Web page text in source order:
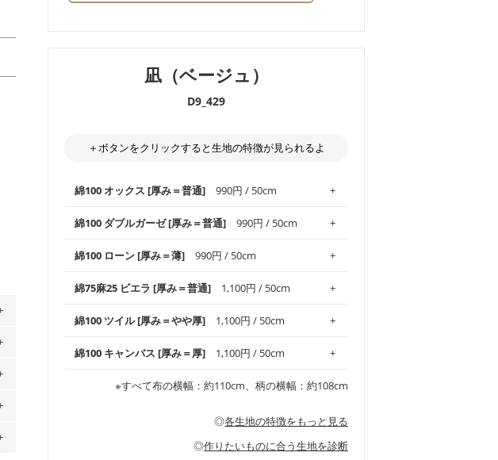
凪（ベージュ）
D9_429
＋ボタンをクリックすると生地の特徴が見られるよ
綿100 オックス [厚み＝普通] 990円 / 50cm
使いやすさNo.1！しなやかさと適度な張りを併せ持ち、
通気性の高さがオックス生地の特徴です。当サイトのオ
縫いやすいため、布小物全般にお使いいただけます。
※レッスンバッグ、上履き袋などの通園通学グッズには
などの布小物
・布団カバーなどの寝具、カーテン
・スカート、甚平などの子ども服
綿100 ダブルガーゼ [厚み＝普通] 990円 / 50cm
柔らかくふんわりとした肌触りが特徴です。ベビー用品
やハンカチなど直接肌に触れるアイテムに最適です。高
シーズンで活躍してくれます。
・スタイ、おくるみなどのベビーグッズ
・ブラウス、チュニック、ワンピースなどの洋服
綿100 ローン [厚み＝薄] 990円 / 50cm
上質で薄手の平織りの生地です。軽やかさとなめらかな
手触りの良さが魅力。透け感があるので、涼しげなトッ
・ブラウス、シャツ、チュニックなどのトップス
綿75麻25 ビエラ [厚み＝普通] 1,100円 / 50cm
コットン75％リネン25％の当店のビエラ生地は、オック
ス生地よりもふんわりとした柔らかい質感と適度な落ち
綿100 ツイル [厚み＝やや厚] 1,100円 / 50cm
綾織りの生地です。しっかりとした張りと厚みがありな
がらも柔らかいのが特徴です。生地の厚みは中厚手で
・レッスンバッグ、上履き袋などの通園通学グッズ
綿100 キャンバス [厚み＝厚] 1,100円 / 50cm
夫で高い耐久性があります。トートバッグ・ポーチ・ペ
ンケースなどの布小物、インテリア用品に向いていま
※すべて布の横幅：約110cm、柄の横幅：約108cm
◎各生地の特徴をもっと見る
◎作りたいものに合う生地を診断